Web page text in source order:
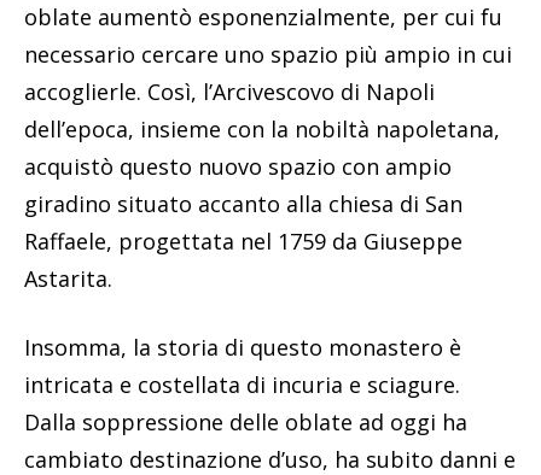
oblate aumentò esponenzialmente, per cui fu
necessario cercare uno spazio più ampio in cui
accoglierle. Così, l’Arcivescovo di Napoli
dell’epoca, insieme con la nobiltà napoletana,
acquistò questo nuovo spazio con ampio
giradino situato accanto alla chiesa di San
Raffaele, progettata nel 1759 da Giuseppe
Astarita.
Insomma, la storia di questo monastero è
intricata e costellata di incuria e sciagure.
Dalla soppressione delle oblate ad oggi ha
cambiato destinazione d’uso, ha subito danni e